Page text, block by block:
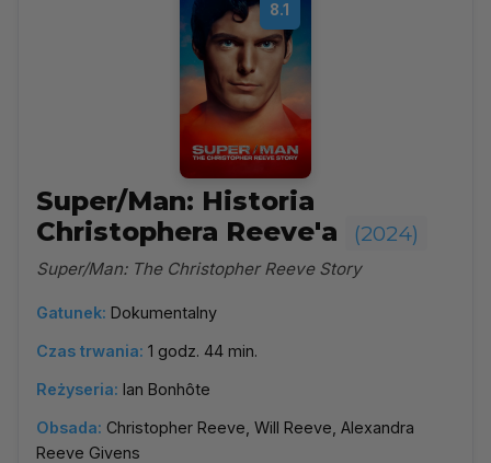
8.1
Super/Man: Historia
Christophera Reeve'a
(2024)
Super/Man: The Christopher Reeve Story
Gatunek: Dokumentalny
Czas trwania: 1 godz. 44 min.
Reżyseria: Ian Bonhôte
Obsada: Christopher Reeve, Will Reeve, Alexandra
Reeve Givens